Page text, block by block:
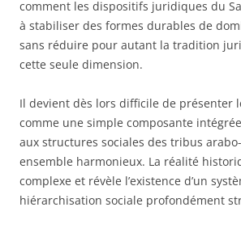
comment les dispositifs juridiques du
à stabiliser des formes durables de
sans réduire pour autant la tradition
cette seule dimension.
Il devient dès lors difficile de présenter
comme une simple composante
aux structures sociales des tribus
ensemble harmonieux. La réalité
complexe et révèle l’existence d’un
hiérarchisation sociale profondément